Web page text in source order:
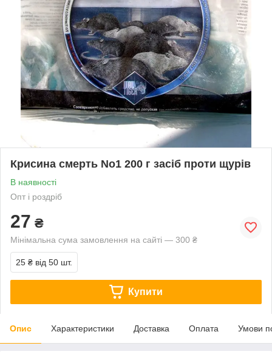
Крисина смерть No1 200 г засіб проти щурів
В наявності
Опт і роздріб
27 ₴
Мінімальна сума замовлення на сайті — 300 ₴
25 ₴ від 50 шт.
Купити
Опис Характеристики Доставка Оплата Умови